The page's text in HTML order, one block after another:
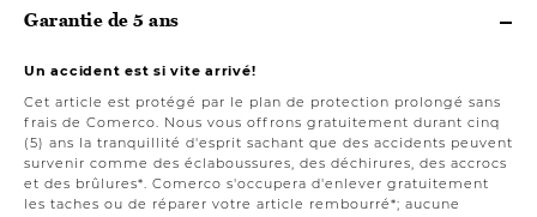
Garantie de 5 ans
Un accident est si vite arrivé!
Cet article est protégé par le plan de protection prolongé sans
frais de Comerco. Nous vous offrons gratuitement durant cinq
(5) ans la tranquillité d'esprit sachant que des accidents peuvent
survenir comme des éclaboussures, des déchirures, des accrocs
et des brûlures*. Comerco s'occupera d'enlever gratuitement
les taches ou de réparer votre article rembourré*; aucune